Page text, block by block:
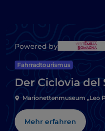
Powered by
Fahrradtourismus
Der Ciclovia
Marionettenmuseum „Leo
Mehr erfahren